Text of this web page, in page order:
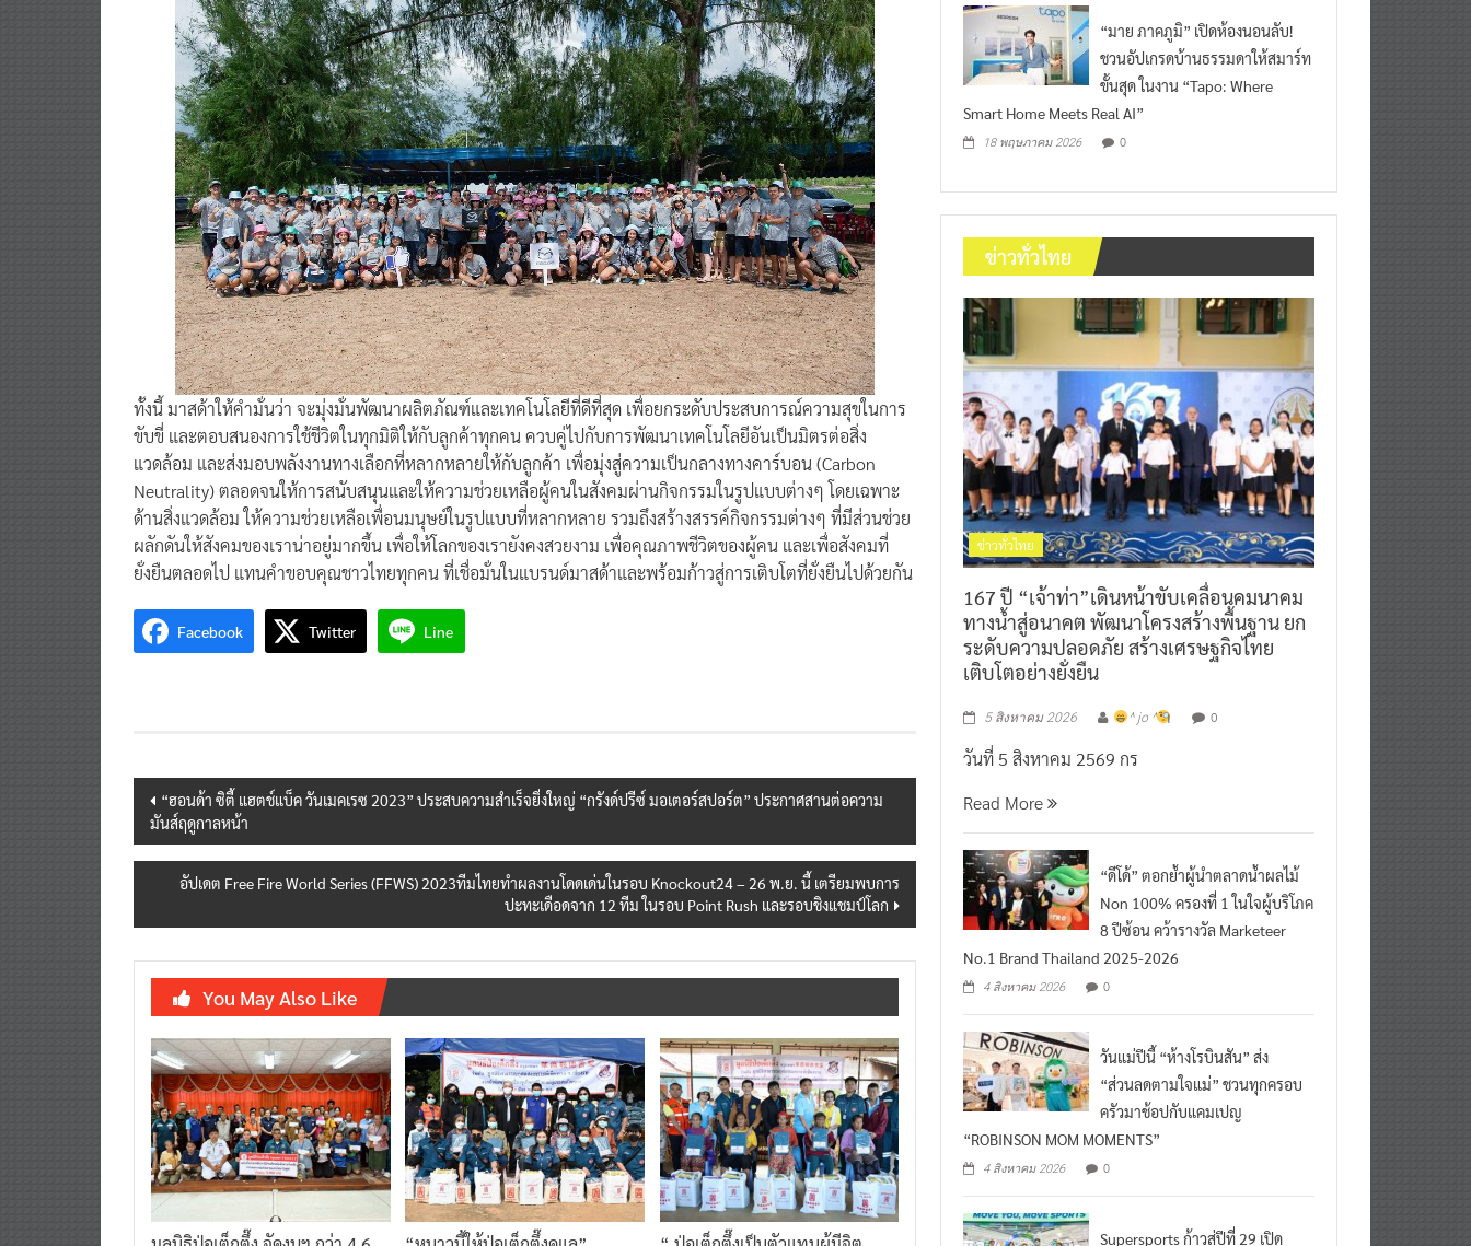
ทั้งนี้ มาสด้าให้คำมั่นว่า จะมุ่งมั่นพัฒนาผลิตภัณฑ์และเทคโนโลยีที่ดีที่สุด เพื่อยกระดับประสบการณ์ความสุขในการ
ขับขี่ และตอบสนองการใช้ชีวิตในทุกมิติให้กับลูกค้าทุกคน ควบคู่ไปกับการพัฒนาเทคโนโลยีอันเป็นมิตรต่อสิ่ง
แวดล้อม และส่งมอบพลังงานทางเลือกที่หลากหลายให้กับลูกค้า เพื่อมุ่งสู่ความเป็นกลางทางคาร์บอน (Carbon
Neutrality) ตลอดจนให้การสนับสนุนและให้ความช่วยเหลือผู้คนในสังคมผ่านกิจกรรมในรูปแบบต่างๆ โดยเฉพาะ
ด้านสิ่งแวดล้อม ให้ความช่วยเหลือเพื่อนมนุษย์ในรูปแบบที่หลากหลาย รวมถึงสร้างสรรค์กิจกรรมต่างๆ ที่มีส่วนช่วย
ผลักดันให้สังคมของเราน่าอยู่มากขึ้น เพื่อให้โลกของเรายังคงสวยงาม เพื่อคุณภาพชีวิตของผู้คน และเพื่อสังคมที่
ยั่งยืนตลอดไป แทนคำขอบคุณชาวไทยทุกคน ที่เชื่อมั่นในแบรนด์มาสด้าและพร้อมก้าวสู่การเติบโตที่ยั่งยืนไปด้วยกัน
Facebook Twitter Line
Post
navigation
“ฮอนด้า ซิตี้ แฮตช์แบ็ค วันเมคเรซ 2023” ประสบความสำเร็จยิ่งใหญ่ “กรังด์ปรีซ์ มอเตอร์สปอร์ต” ประกาศสานต่อความ
มันส์ฤดูกาลหน้า
อัปเดต Free Fire World Series (FFWS) 2023ทีมไทยทำผลงานโดดเด่นในรอบ Knockout24 – 26 พ.ย. นี้ เตรียมพบการ
ปะทะเดือดจาก 12 ทีม ในรอบ Point Rush และรอบชิงแชมป์โลก
You May Also Like
“มาย ภาคภูมิ” เปิดห้องนอนลับ!
ชวนอัปเกรดบ้านธรรมดาให้สมาร์ท
ขั้นสุด ในงาน “Tapo: Where
Smart Home Meets Real AI”
18 พฤษภาคม 2026 0
ข่าวทั่วไทย
ข่าวทั่วไทย
167 ปี “เจ้าท่า”เดินหน้าขับเคลื่อนคมนาคม
ทางน้ำสู่อนาคต พัฒนาโครงสร้างพื้นฐาน ยก
ระดับความปลอดภัย สร้างเศรษฐกิจไทย
เติบโตอย่างยั่งยืน
5 สิงหาคม 2026 ^ jo ^ 0
วันที่ 5 สิงหาคม 2569 กร
Read More
“ดีโด้” ตอกย้ำผู้นำตลาดน้ำผลไม้
Non 100% ครองที่ 1 ในใจผู้บริโภค
8 ปีซ้อน คว้ารางวัล Marketeer
No.1 Brand Thailand 2025-2026
4 สิงหาคม 2026 0
วันแม่ปีนี้ “ห้างโรบินสัน” ส่ง
“ส่วนลดตามใจแม่” ชวนทุกครอบ
ครัวมาช้อปกับแคมเปญ
“ROBINSON MOM MOMENTS”
4 สิงหาคม 2026 0
Supersports ก้าวสู่ปีที่ 29 เปิด